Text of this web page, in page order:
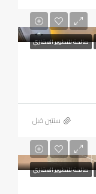
صالحة للتطوير العقاري
‏سنتين قبل
صالحة للتطوير العقاري